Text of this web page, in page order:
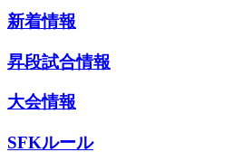
新着情報
昇段試合情報
大会情報
SFKルール